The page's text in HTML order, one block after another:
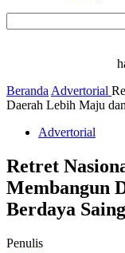
Beranda Advertorial
Daerah Lebih Maju
Advertorial
Retret
Membangun
Berdaya Saing
Penulis